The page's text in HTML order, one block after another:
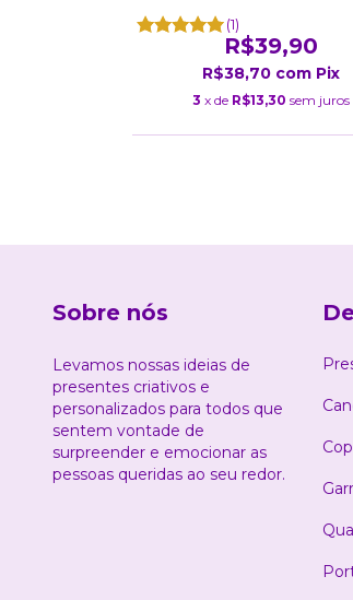
(1)
R$39,90
R$38,70 com Pix
3 x de R$13,30 sem juros
Sobre nós
Levamos nossas ideias de
presentes criativos e
personalizados para todos que
sentem vontade de
surpreender e emocionar as
pessoas queridas ao seu redor.